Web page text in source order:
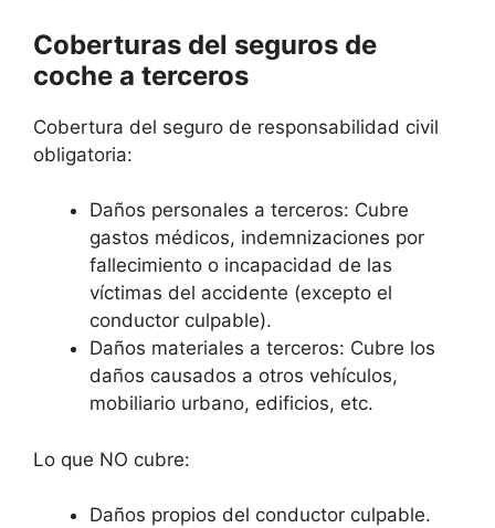
Coberturas del seguros de
coche a terceros
Cobertura del seguro de responsabilidad civil
obligatoria:
Daños personales a terceros: Cubre
gastos médicos, indemnizaciones por
fallecimiento o incapacidad de las
víctimas del accidente (excepto el
conductor culpable).
Daños materiales a terceros: Cubre los
daños causados a otros vehículos,
mobiliario urbano, edificios, etc.
Lo que NO cubre:
Daños propios del conductor culpable.